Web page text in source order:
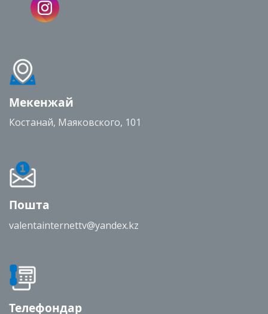
Мекенжай
Костанай, Маяковского, 101
Пошта
valentainternettv@yandex.kz
Телефондар